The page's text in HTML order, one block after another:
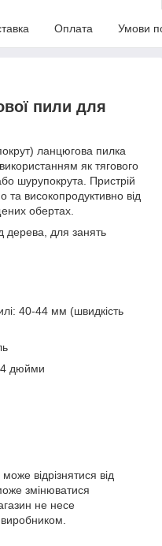
Оплата Умови
пили для
ланцюгова пилка
як тягового
шурупокрута. Пристрій
та високопродуктивно від
обертах.
дерева, для занять
40-44 мм (швидкість
4 дюйми
може відрізнятися від
змінюватися
не несе
виробником.